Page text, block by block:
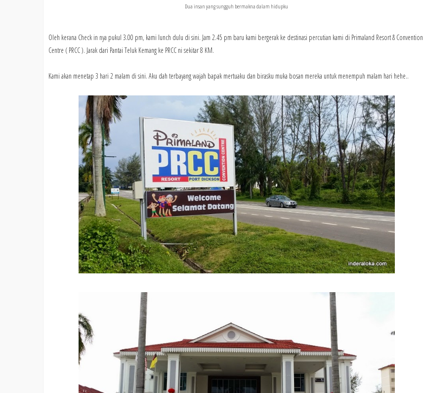
Dua insan yang sungguh bermakna dalam hidupku
Oleh kerana Check in nya pukul 3.00 pm, kami lunch dulu di sini. Jam 2.45 pm baru kami bergerak ke destinasi percutian kami di Primaland Resort & Convention
Centre ( PRCC ). Jarak dari Pantai Teluk Kemang ke PRCC ni sekitar 8 KM.
Kami akan menetap 3 hari 2 malam di sini. Aku dah terbayang wajah bapak mertuaku dan birasku muka bosan mereka untuk menempuh malam hari hehe..